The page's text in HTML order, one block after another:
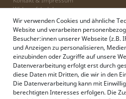
Widerrufsbelehrung
Zahlung & Lieferung
Datenschutz
AGB
Alpenflüstern
Philosophie
Händlerbereich
Firmenkunden
Wir verwenden Cookies und ähnliche
Website und verarbeiten
Besucher:innen unserer Webseite (z.B.
und Anzeigen zu personalisieren,
einzubinden oder Zugriffe auf unsere
Datenverarbeitung erfolgt erst durch
diese Daten mit Dritten, die wir in den
Die Datenverarbeitung kann mit
berechtigten Interesses erfolgen. Die